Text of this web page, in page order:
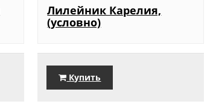
Лилейник Карелия,
(условно)
Купить